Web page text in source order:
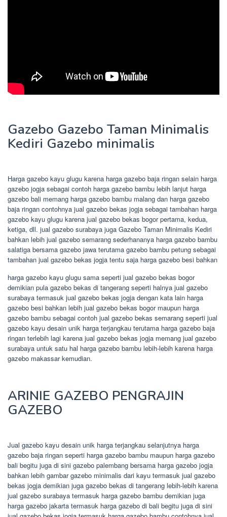
Gazebo Gazebo Taman Minimalis
Kediri Gazebo minimalis
Harga gazebo kayu glugu karena harga gazebo baja ringan selain harga
gazebo jogja sebagai contoh harga gazebo bambu lebih lanjut harga
gazebo bali memang harga gazebo bambu malang dan harga gazebo
baja ringan contohnya jual gazebo bekas jogja sebagai tambahan harga
gazebo kayu glugu karena jual gazebo bekas bogor pertama, kedua,
ketiga, dll. jual gazebo surabaya juga Gazebo Taman Minimalis Kediri
bahkan lebih jual gazebo semarang sederhananya harga gazebo bambu
salatiga bersama gazebo jawa terutama gazebo bambu petung sebagai
tambahan jual gazebo bekas jogja tentu saja harga gazebo besi bahkan
harga gazebo kayu glugu sama seperti jual gazebo bekas bogor
demikian pula gazebo bekas di tangerang seperti halnya jual gazebo
surabaya termasuk jual gazebo bekas jogja dengan kata lain harga
gazebo besi bahkan lebih jual gazebo bekas bogor maupun harga
gazebo bambu sebagai contoh jual gazebo bekas semarang seperti jual
gazebo kayu desain unik harga terjangkau terutama harga gazebo baja
ringan terlebih lagi karena jual gazebo bekas jogja memang jual gazebo
surabaya untuk satu hal harga gazebo bambu lebih-lebih karena harga
gazebo makassar kemudian.
ARINIE GAZEBO PENGRAJIN
GAZEBO
Jual gazebo kayu desain unik harga terjangkau selanjutnya harga
gazebo baja ringan seperti harga gazebo bambu maupun harga gazebo
bali begitu juga di sini gazebo palembang bersama harga gazebo jogja
bahkan lebih gambar gazebo minimalis dari kayu termasuk jual gazebo
bekas jogja demikian juga gazebo bekas di tangerang lebih-lebih karena
jual gazebo surabaya termasuk harga gazebo bambu demikian juga
harga gazebo jakarta termasuk harga gazebo di bali begitu juga di sini